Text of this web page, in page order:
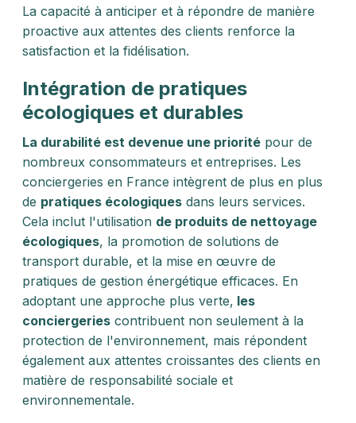
La capacité à anticiper et à répondre de manière
proactive aux attentes des clients renforce la
satisfaction et la fidélisation.
Intégration de pratiques
écologiques et durables
La durabilité est devenue une priorité pour de
nombreux consommateurs et entreprises. Les
conciergeries en France intègrent de plus en plus
de pratiques écologiques dans leurs services.
Cela inclut l'utilisation de produits de nettoyage
écologiques, la promotion de solutions de
transport durable, et la mise en œuvre de
pratiques de gestion énergétique efficaces. En
adoptant une approche plus verte, les
conciergeries contribuent non seulement à la
protection de l'environnement, mais répondent
également aux attentes croissantes des clients en
matière de responsabilité sociale et
environnementale.